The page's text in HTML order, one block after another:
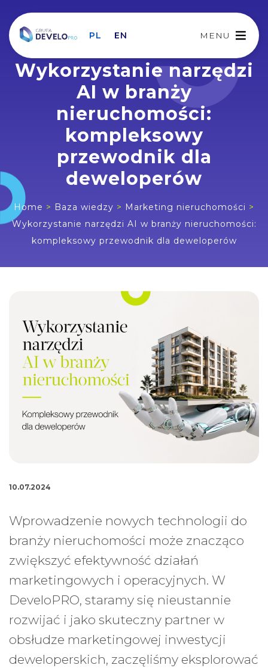
PL EN MENU
Wykorzystanie narzędzi
AI w branży
nieruchomości:
kompleksowy
przewodnik dla
deweloperów
Home > Baza wiedzy > Marketing nieruchomości >
Wykorzystanie narzędzi AI w branży nieruchomości:
kompleksowy przewodnik dla deweloperów
10.07.2024
Wprowadzenie nowych technologii do
branży nieruchomości może znacząco
zwiększyć efektywność działań
marketingowych i operacyjnych. W
DeveloPRO, staramy się nieustannie
rozwijać i jako skuteczny partner w
obsłudze marketingowej inwestycji
deweloperskich, zaczęliśmy eksplorować